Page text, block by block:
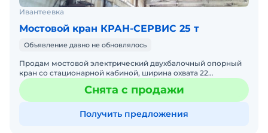
Ивантеевка
Мостовой кран КРАН-СЕРВИС 25 т
Объявление давно не обновлялось
Продам мостовой электрический двухбалочный опорный
кран со стационарной кабиной, ширина охвата 22
метра,грузоподъёмность 25 тонн, вся документация в
порядке,зап
Снята с продажи
Получить предложения